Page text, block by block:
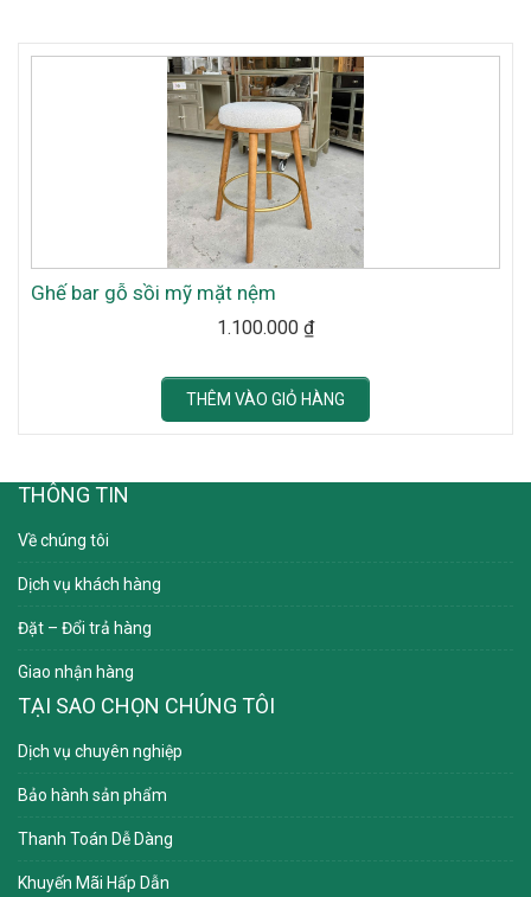
Ghế bar gỗ sồi mỹ mặt nệm
1.100.000 ₫
THÊM VÀO GIỎ HÀNG
THÔNG TIN
Về chúng tôi
Dịch vụ khách hàng
Đặt – Đổi trả hàng
Giao nhận hàng
TẠI SAO CHỌN CHÚNG TÔI
Dịch vụ chuyên nghiệp
Bảo hành sản phẩm
Thanh Toán Dễ Dàng
Khuyến Mãi Hấp Dẫn